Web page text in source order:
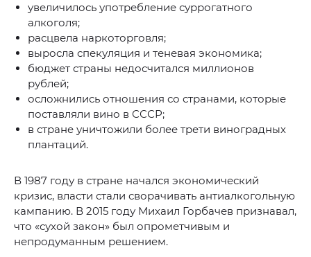
увеличилось употребление суррогатного
алкоголя;
расцвела наркоторговля;
выросла спекуляция и теневая экономика;
бюджет страны недосчитался миллионов
рублей;
осложнились отношения со странами, которые
поставляли вино в СССР;
в стране уничтожили более трети виноградных
плантаций.
В 1987 году в стране начался экономический
кризис, власти стали сворачивать антиалкогольную
кампанию. В 2015 году Михаил Горбачев признавал,
что «сухой закон» был опрометчивым и
непродуманным решением.